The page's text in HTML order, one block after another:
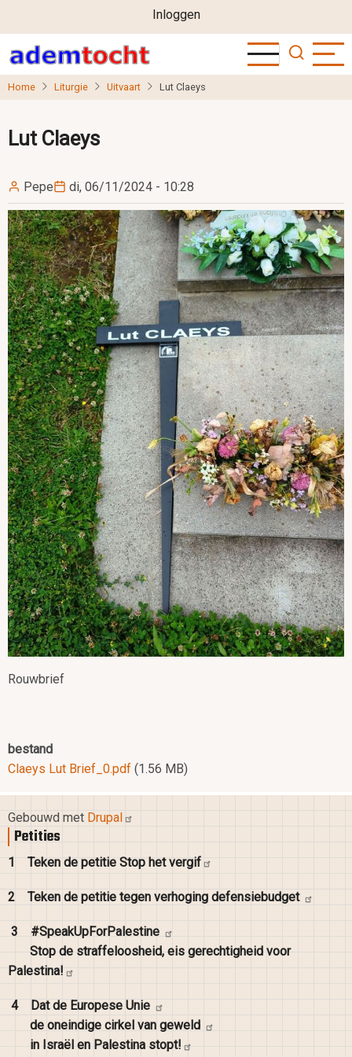
naar
de
inhoud
User
account
menu
Inloggen
Home Liturgie Uitvaart Lut Claeys
Lut Claeys
Pepe di, 06/11/2024 - 10:28
Image
Rouwbrief
bestand
Claeys Lut Brief_0.pdf (1.56 MB)
Gebouwd met Drupal
Petities
1 Teken de petitie Stop hetvergif
2 Teken de petitie tegen verhoging defensiebudget
3
#SpeakUpForPalestine
Stop de straffeloosheid, eis gerechtigheid voor
Palestina!
4 Dat de Europese Unie
de oneindige cirkel van geweld
in Israël en Palestina stopt!